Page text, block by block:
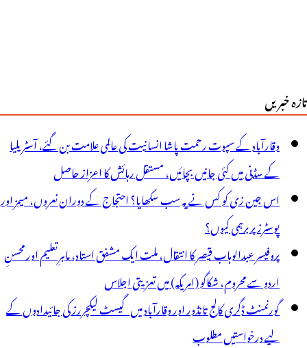
پائلٹ
روہت
ہزار
زائد
تازہ خبریں
وقارآباد کے سپوت رحمت پاشا انسانیت کی عالمی علامت بن گئے، آسٹریلیا
کے سڈنی میں کئی جانیں بچائیں، مستقل رہائش کا اعزاز حاصل
اس جین زی کو کس نے یہ سب سکھایا؟ احتجاج کے دوران نعروں، میمز اور
پوسٹرز پر برہمی کیوں؟
پروفیسر عبدالوہاب قیصر کا انتقال، ملت ایک مشفق استاد، ماہرِتعلیم اور محسنِ
اردو سے محروم، شکاگو (امریکہ) میں تعزیتی اجلاس
گورنمنٹ ڈگری کالج تانڈور اور وقارآباد میں گیسٹ لیکچررز کی جائیدادوں کے
لیے درخواستیں مطلوب